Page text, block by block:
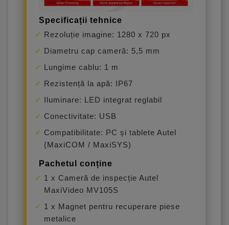
Specificații tehnice
Rezoluție imagine: 1280 x 720 px
Diametru cap cameră: 5,5 mm
Lungime cablu: 1 m
Rezistență la apă: IP67
Iluminare: LED integrat reglabil
Conectivitate: USB
Compatibilitate: PC și tablete Autel
(MaxiCOM / MaxiSYS)
Pachetul conține
1 x Cameră de inspecție Autel
MaxiVideo MV105S
1 x Magnet pentru recuperare piese
metalice